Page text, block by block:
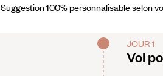
Suggestion 100% personnalisable selon
JOUR 1
Vol